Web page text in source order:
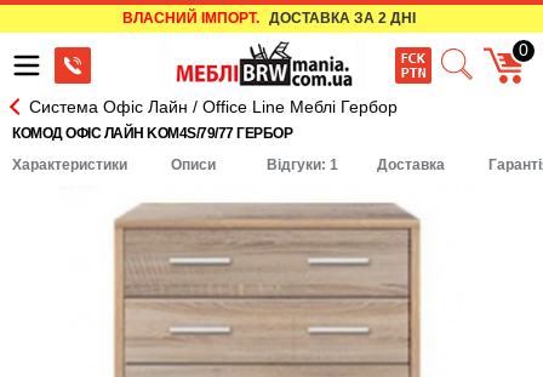
ВЛАСНИЙ ІМПОРТ. ДОСТАВКА ЗА 2 ДНІ
0
Система Офіс Лайн / Office Line Меблі Гербор
КОМОД ОФІС ЛАЙН KOM4S/79/77 ГЕРБОР
Характеристики
Описи Відгуки: 1 Доставка